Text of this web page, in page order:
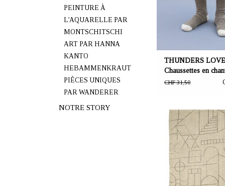
PEINTURE À
L'AQUARELLE PAR
MONTSCHITSCHI
ART PAR HANNA
KANTO
HEBAMMENKRAUT
PIÈCES UNIQUES
PAR WANDERER
NOTRE STORY
noires en haut et en
disponibles dans les
THUNDERS
Chaussettes en
couleur grise
CHF 31,50
OFFRANT: mustikka.ch
Frauenfeld,
Hemp tea towel
beige/black. Size